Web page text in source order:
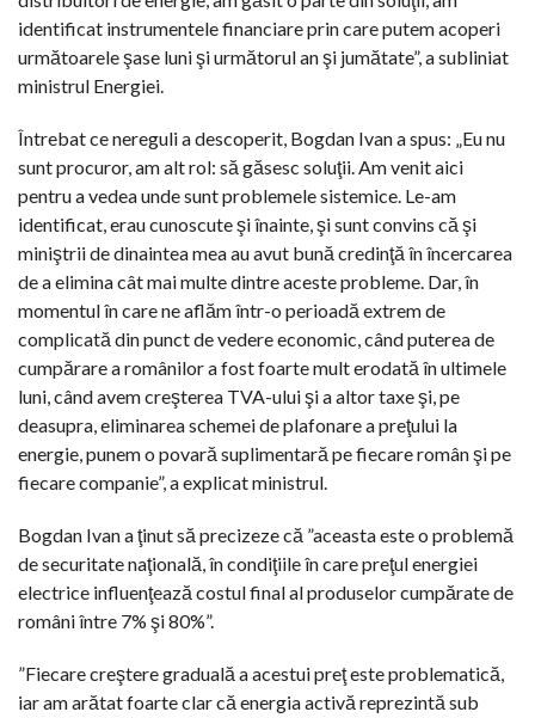
identificat instrumentele financiare prin care putem acoperi
următoarele şase luni şi următorul an şi jumătate”, a subliniat
ministrul Energiei.
Întrebat ce nereguli a descoperit, Bogdan Ivan a spus: „Eu nu
sunt procuror, am alt rol: să găsesc soluţii. Am venit aici
pentru a vedea unde sunt problemele sistemice. Le-am
identificat, erau cunoscute şi înainte, şi sunt convins că şi
miniştrii de dinaintea mea au avut bună credinţă în încercarea
de a elimina cât mai multe dintre aceste probleme. Dar, în
momentul în care ne aflăm într-o perioadă extrem de
complicată din punct de vedere economic, când puterea de
cumpărare a românilor a fost foarte mult erodată în ultimele
luni, când avem creşterea TVA-ului şi a altor taxe şi, pe
deasupra, eliminarea schemei de plafonare a preţului la
energie, punem o povară suplimentară pe fiecare român şi pe
fiecare companie”, a explicat ministrul.
Bogdan Ivan a ţinut să precizeze că ”aceasta este o problemă
de securitate naţională, în condiţiile în care preţul energiei
electrice influenţează costul final al produselor cumpărate de
români între 7% şi 80%”.
”Fiecare creştere graduală a acestui preţ este problematică,
iar am arătat foarte clar că energia activă reprezintă sub